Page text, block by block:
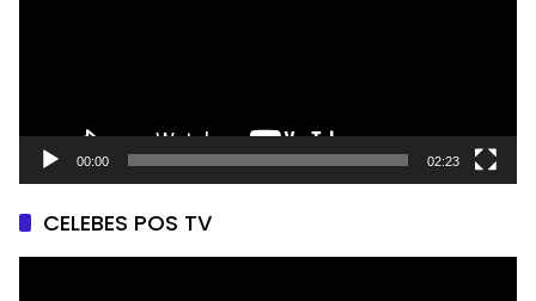
00:00 02:23
CELEBES POS TV